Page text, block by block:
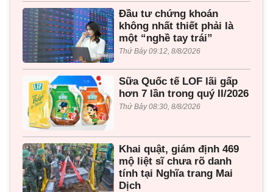
Đầu tư chứng khoán
không nhất thiết phải là
một “nghề tay trái”
Thứ Bảy 09:12, 8/8/2026
Sữa Quốc tế LOF lãi gấp
hơn 7 lần trong quý II/2026
Thứ Bảy 08:30, 8/8/2026
Khai quật, giám định 469
mộ liệt sĩ chưa rõ danh
tính tại Nghĩa trang Mai
Dịch